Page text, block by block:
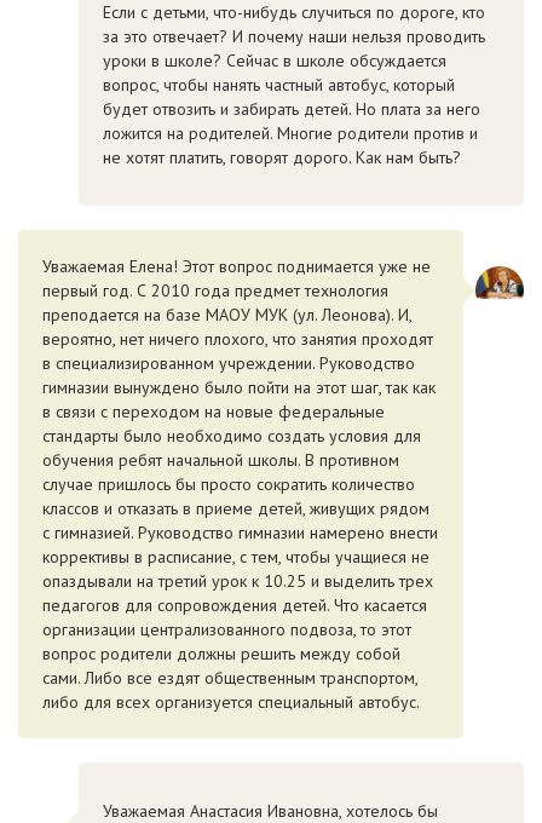
Если с детьми, что-нибудь случиться по дороге, кто
за это отвечает? И почему наши нельзя проводить
уроки в школе? Сейчас в школе обсуждается
вопрос, чтобы нанять частный автобус, который
будет отвозить и забирать детей. Но плата за него
ложится на родителей. Многие родители против и
не хотят платить, говорят дорого. Как нам быть?
Уважаемая Елена! Этот вопрос поднимается уже не
первый год. С 2010 года предмет технология
преподается на базе МАОУ МУК (ул. Леонова). И,
вероятно, нет ничего плохого, что занятия проходят
в специализированном учреждении. Руководство
гимназии вынуждено было пойти на этот шаг, так как
в связи с переходом на новые федеральные
стандарты было необходимо создать условия для
обучения ребят начальной школы. В противном
случае пришлось бы просто сократить количество
классов и отказать в приеме детей, живущих рядом
с гимназией. Руководство гимназии намерено внести
коррективы в расписание, с тем, чтобы учащиеся не
опаздывали на третий урок к 10.25 и выделить трех
педагогов для сопровождения детей. Что касается
организации централизованного подвоза, то этот
вопрос родители должны решить между собой
сами. Либо все ездят общественным транспортом,
либо для всех организуется специальный автобус.
Уважаемая Анастасия Ивановна, хотелось бы